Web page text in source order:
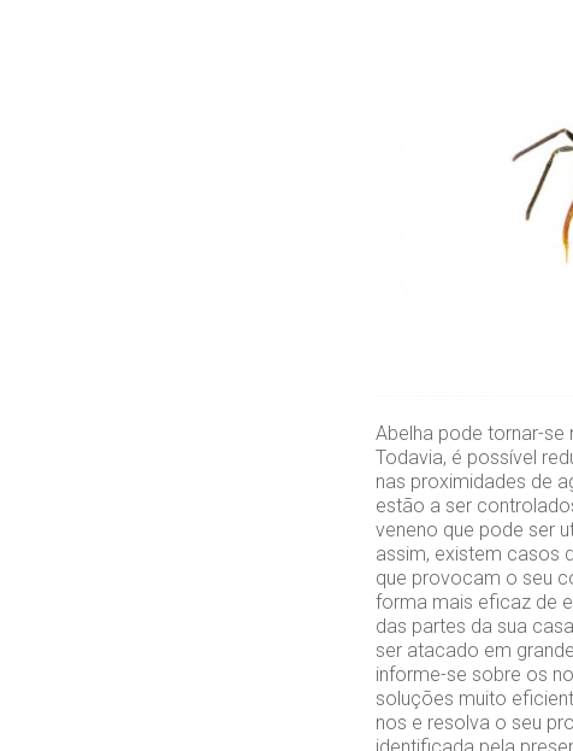
Abelha pode tornar-se
Todavia, é possível
nas proximidades de
estão a ser
veneno que pode ser
assim, existem casos
que provocam o seu
forma mais eficaz de
das partes da sua
ser atacado em
informe-se sobre os
soluções muito
nos e resolva o seu
identificada pela